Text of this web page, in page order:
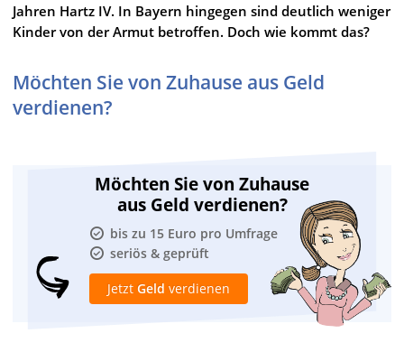
Jahren Hartz IV. In Bayern hingegen sind deutlich weniger
Kinder von der Armut betroffen. Doch wie kommt das?
Möchten Sie von Zuhause aus Geld
verdienen?
Möchten Sie von Zuhause
aus Geld verdienen?
bis zu 15 Euro pro Umfrage
seriös & geprüft
Jetzt Geld verdienen